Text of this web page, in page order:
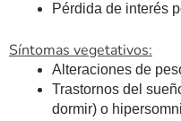
Pérdida de interés
Síntomas vegetativos:
Alteraciones de
Trastornos del
dormir) o